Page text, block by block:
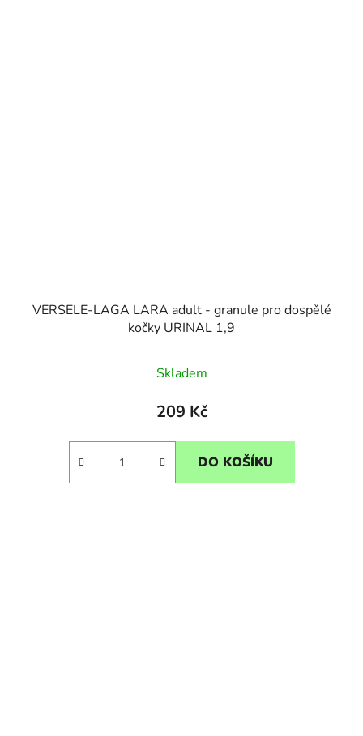
VERSELE-LAGA LARA adult - granule pro dospělé
kočky URINAL 1,9
Skladem
209 Kč
DO KOŠÍKU